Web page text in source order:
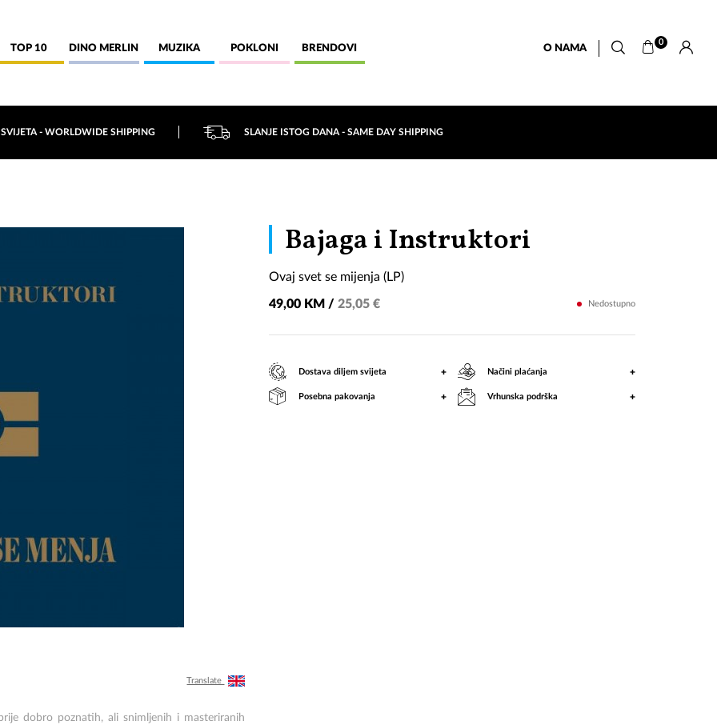
TOP 10 DINO MERLIN MUZIKA POKLONI BRENDOVI O NAMA
0
- WORLDWIDE SHIPPING SLANJE ISTOG DANA - SAME DAY SHIPPING
Translate
dobro poznatih, ali snimljenih i masteriranih
Bajaga i Instruktori
mijenja
Ovaj svet se mijenja (LP)
49,00 KM /25,05 € Nedostupno
Dostava diljem svijeta + Načini plaćanja +
Posebna pakovanja + Vrhunska podrška +